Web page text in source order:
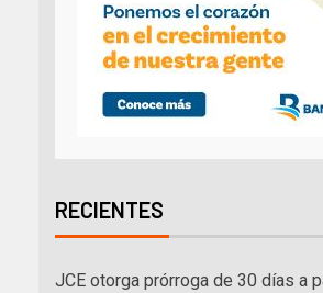
RECIENTES
JCE otorga prórroga de 30 días a